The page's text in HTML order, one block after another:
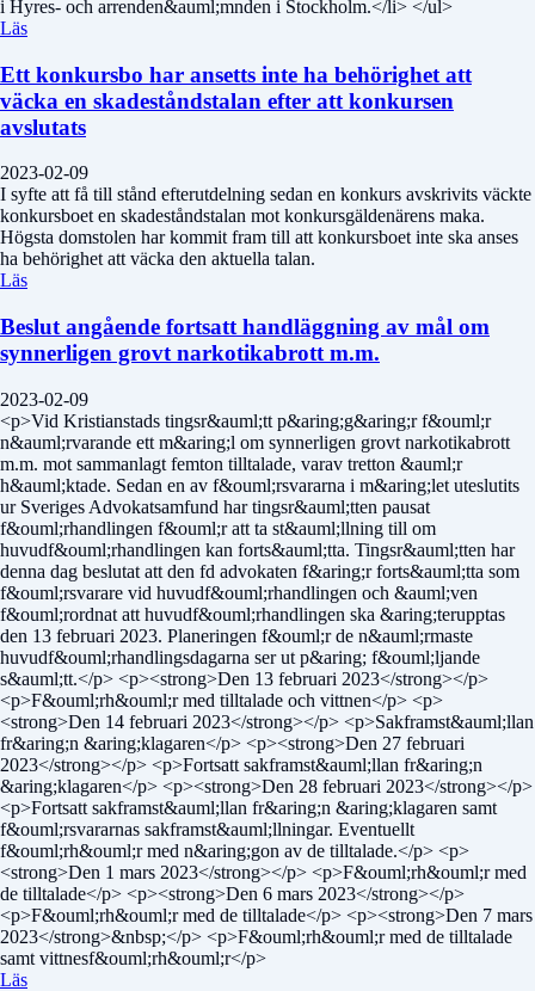
i Hyres- och arrenden&auml;mnden i Stockholm.</li> </ul>
Läs
Ett konkursbo har ansetts inte ha behörighet att
väcka en skadeståndstalan efter att konkursen
avslutats
2023-02-09
I syfte att få till stånd efterutdelning sedan en konkurs avskrivits väckte
konkursboet en skadeståndstalan mot konkursgäldenärens maka.
Högsta domstolen har kommit fram till att konkursboet inte ska anses
ha behörighet att väcka den aktuella talan.
Läs
Beslut angående fortsatt handläggning av mål om
synnerligen grovt narkotikabrott m.m.
2023-02-09
<p>Vid Kristianstads tingsr&auml;tt p&aring;g&aring;r f&ouml;r
n&auml;rvarande ett m&aring;l om synnerligen grovt narkotikabrott
m.m. mot sammanlagt femton tilltalade, varav tretton &auml;r
h&auml;ktade. Sedan en av f&ouml;rsvararna i m&aring;let uteslutits
ur Sveriges Advokatsamfund har tingsr&auml;tten pausat
f&ouml;rhandlingen f&ouml;r att ta st&auml;llning till om
huvudf&ouml;rhandlingen kan forts&auml;tta. Tingsr&auml;tten har
denna dag beslutat att den fd advokaten f&aring;r forts&auml;tta som
f&ouml;rsvarare vid huvudf&ouml;rhandlingen och &auml;ven
f&ouml;rordnat att huvudf&ouml;rhandlingen ska &aring;terupptas
den 13 februari 2023. Planeringen f&ouml;r de n&auml;rmaste
huvudf&ouml;rhandlingsdagarna ser ut p&aring; f&ouml;ljande
s&auml;tt.</p> <p><strong>Den 13 februari 2023</strong></p>
<p>F&ouml;rh&ouml;r med tilltalade och vittnen</p> <p>
<strong>Den 14 februari 2023</strong></p> <p>Sakframst&auml;llan
fr&aring;n &aring;klagaren</p> <p><strong>Den 27 februari
2023</strong></p> <p>Fortsatt sakframst&auml;llan fr&aring;n
&aring;klagaren</p> <p><strong>Den 28 februari 2023</strong></p>
<p>Fortsatt sakframst&auml;llan fr&aring;n &aring;klagaren samt
f&ouml;rsvararnas sakframst&auml;llningar. Eventuellt
f&ouml;rh&ouml;r med n&aring;gon av de tilltalade.</p> <p>
<strong>Den 1 mars 2023</strong></p> <p>F&ouml;rh&ouml;r med
de tilltalade</p> <p><strong>Den 6 mars 2023</strong></p>
<p>F&ouml;rh&ouml;r med de tilltalade</p> <p><strong>Den 7 mars
2023</strong>&nbsp;</p> <p>F&ouml;rh&ouml;r med de tilltalade
samt vittnesf&ouml;rh&ouml;r</p>
Läs